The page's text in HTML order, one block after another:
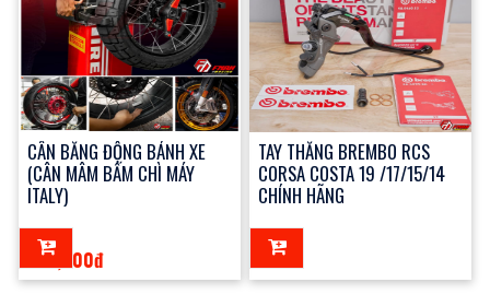
CÂN BẰNG ĐỘNG BÁNH XE
(CÂN MÂM BẤM CHÌ MÁY
ITALY)
100,000đ
TAY THẮNG BREMBO RCS
CORSA COSTA 19 /17/15/14
CHÍNH HÃNG
123đ